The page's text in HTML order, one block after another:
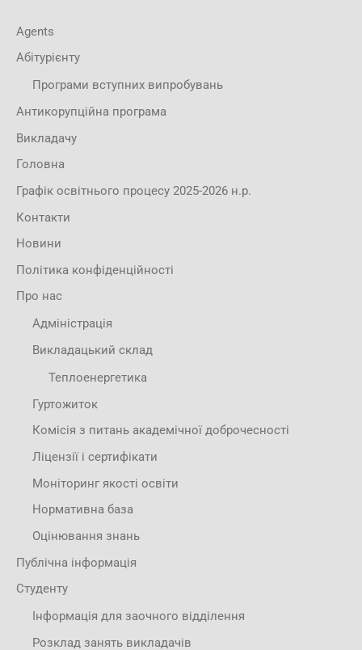
Agents
Абітурієнту
Програми вступних випробувань
Антикорупційна програма
Викладачу
Головна
Графік освітнього процесу 2025-2026 н.р.
Контакти
Новини
Політика конфіденційності
Про нас
Адміністрація
Викладацький склад
Теплоенергетика
Гуртожиток
Комісія з питань академічної доброчесності
Ліцензії і сертифікати
Моніторинг якості освіти
Нормативна база
Оцінювання знань
Публічна інформація
Студенту
Інформація для заочного відділення
Розклад занять викладачів